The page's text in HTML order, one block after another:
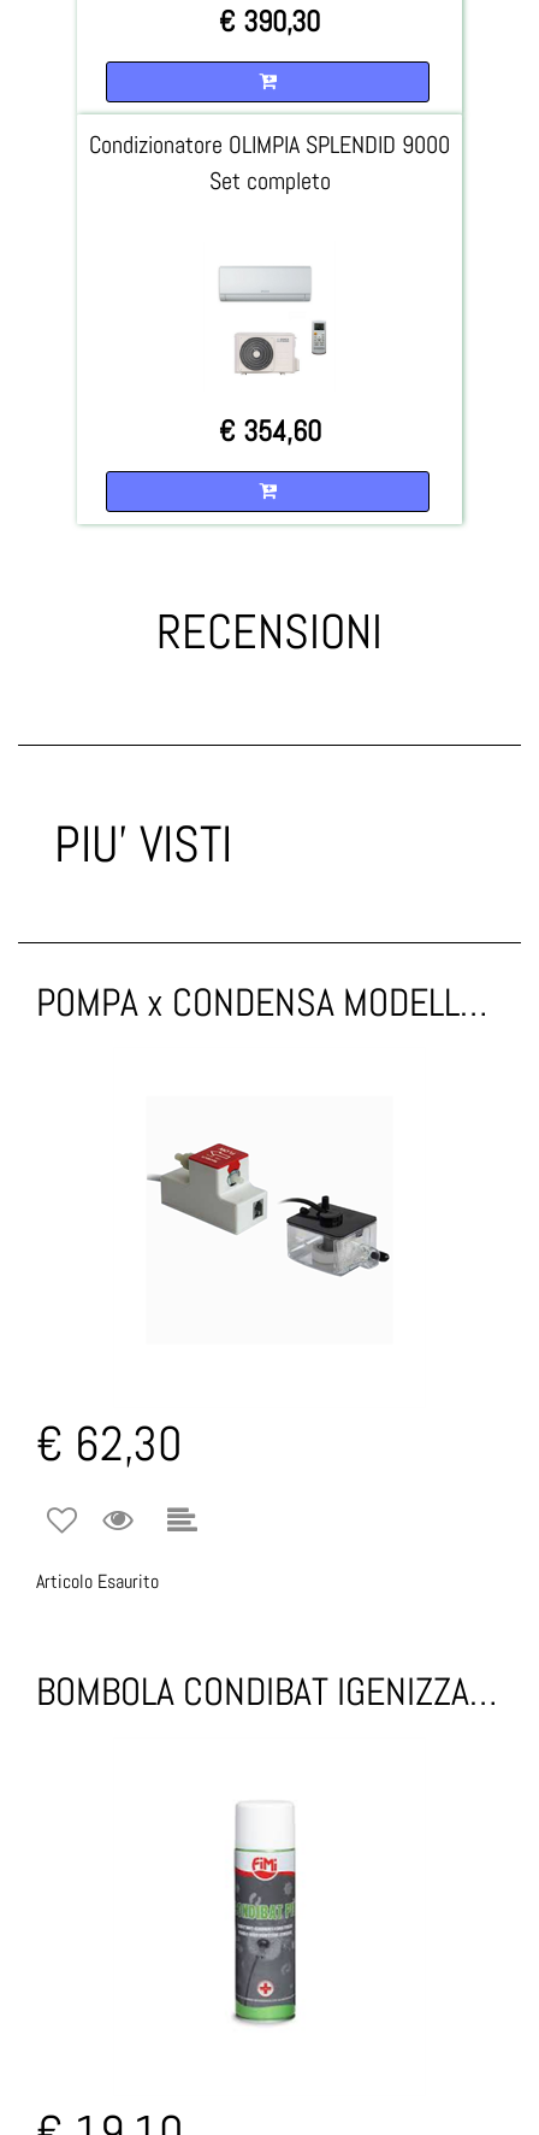
€ 390,30
Condizionatore OLIMPIA SPLENDID 9000
Set completo
€ 354,60
RECENSIONI
PIU' VISTI
POMPA x CONDENSA MODELLO MINI 7,5 l/h
€ 62,30
Articolo Esaurito
BOMBOLA CONDIBAT IGENIZZANTE CLIMATIZZAZIONE 500ML